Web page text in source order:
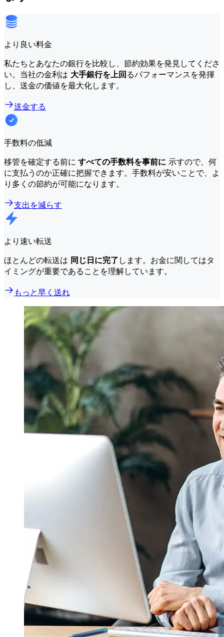
より良い料金
私たちとあなたの銀行を比較し、節約効果を発見してくださ
い。当社の金利は 大手銀行を上回るパフォーマンスを発揮
し、送金の価値を最大化します。
送金する
手数料の低減
移管を確定する前に すべての手数料を事前に 示すので、何
に支払うのか正確に把握できます。手数料が安いことで、よ
り多くの節約が可能になります。
支出を減らす
より速い転送
ほとんどの転送は 同じ日に完了 します。お金に関してはタ
イミングが重要であることを理解しています。
もっと早く送れ